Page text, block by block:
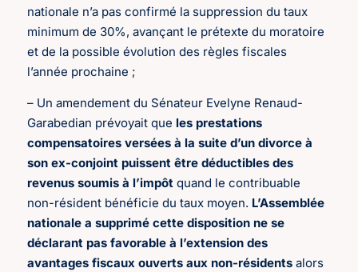
nationale n’a pas confirmé la suppression du taux
minimum de 30%, avançant le prétexte du moratoire
et de la possible évolution des règles fiscales
l’année prochaine ;
– Un amendement du Sénateur Evelyne Renaud-
Garabedian prévoyait que les prestations
compensatoires versées à la suite d’un divorce à
son ex-conjoint puissent être déductibles des
revenus soumis à l’impôt quand le contribuable
non-résident bénéficie du taux moyen. L’Assemblée
nationale a supprimé cette disposition ne se
déclarant pas favorable à l’extension des
avantages fiscaux ouverts aux non-résidents alors